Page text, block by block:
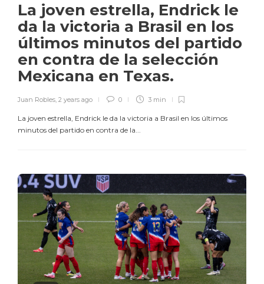
La joven estrella, Endrick le
da la victoria a Brasil en los
últimos minutos del partido
en contra de la selección
Mexicana en Texas.
Juan Robles, 2 years ago 0 3 min
La joven estrella, Endrick le da la victoria a Brasil en los últimos
minutos del partido en contra de la...